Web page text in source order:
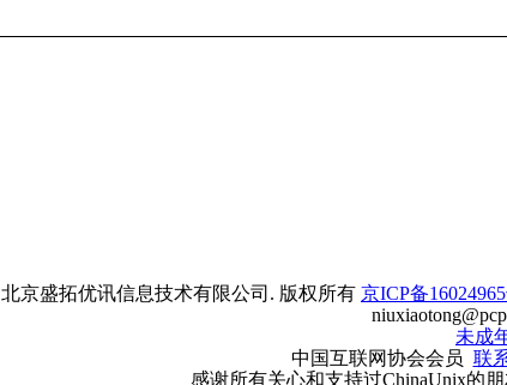
北京盛拓优讯信息技术有限公司. 版权所有 京ICP备
未成
中国互联网协会会员 联
感谢所有关心和支持过ChinaUnix的